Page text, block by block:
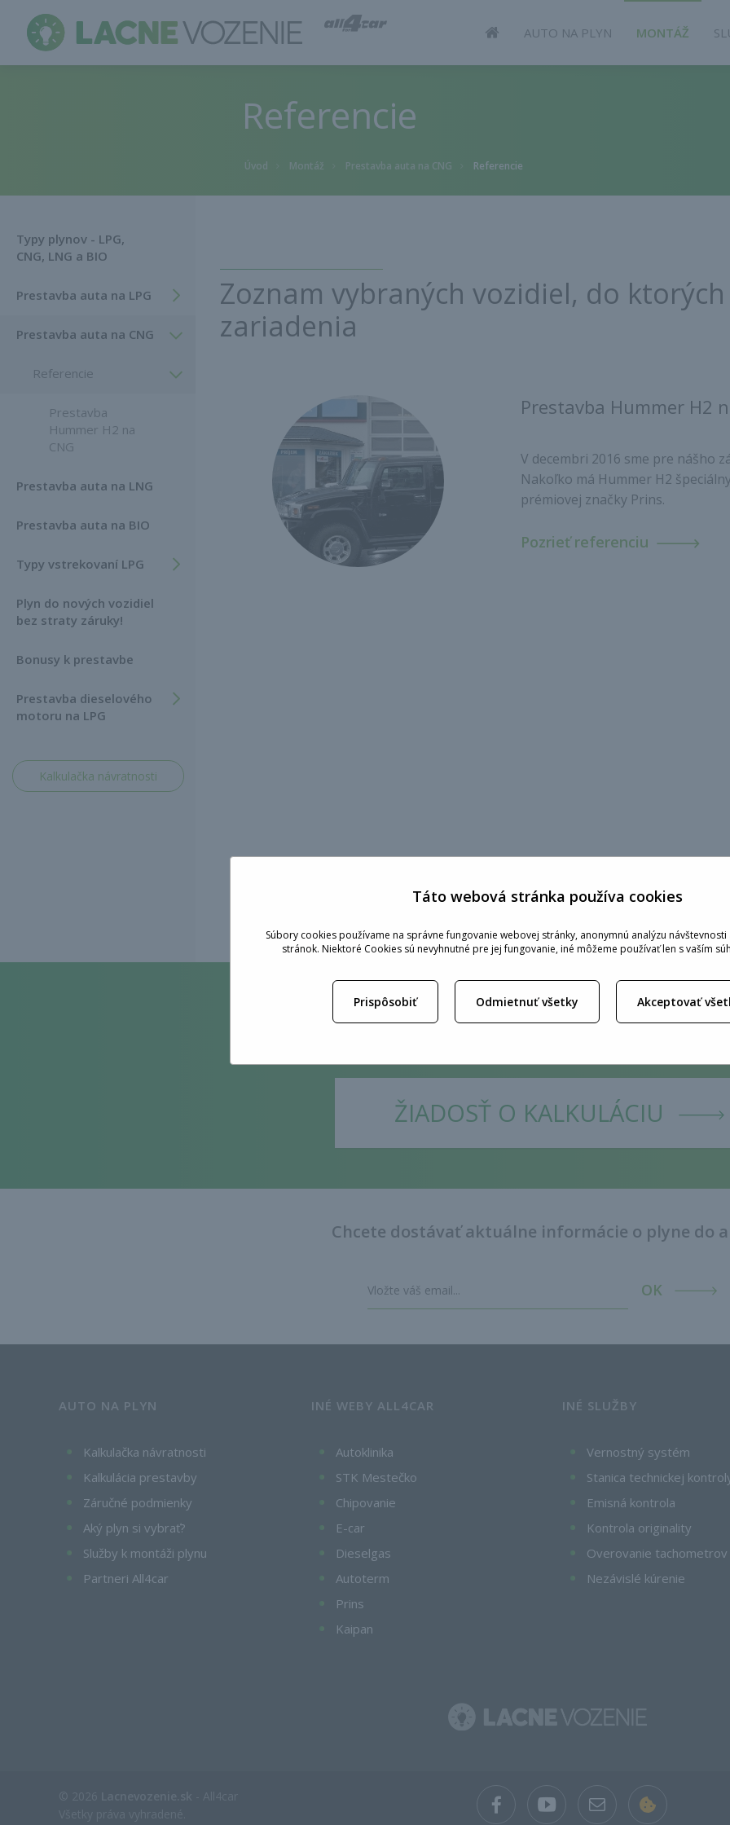
Montáž, servis a prestavba auta na plyn
ÚVOD AUTO NA PLYN MONTÁŽ
Referencie
Úvod Montáž Prestavba auta na CNG Referencie
Typy plynov - LPG,
CNG, LNG a BIO
Prestavba auta na LPG
Prestavba auta na CNG
Referencie
Prestavba
Hummer H2 na
CNG
Prestavba auta na LNG
Prestavba auta na BIO
Typy vstrekovaní LPG
Plyn do nových vozidiel
bez straty záruky!
Bonusy k prestavbe
Prestavba dieselového
motoru na LPG
Kalkulačka návratnosti
Zoznam vybraných vozidiel, do
zariadenia
Prestavba Hummer H2
V decembri 2016 sme pre nášho
Nakoľko má Hummer H2
prémiovej značky Prins.
Pozrieť referenciu
Koľko ma bude stáť prestavba
ŽIADOSŤ O KALKULÁCIU
Chcete dostávať aktuálne informácie o plyne do
OK
AUTO NA PLYN
Kalkulačka návratnosti
Kalkulácia prestavby
Záručné podmienky
Aký plyn si vybrať?
Služby k montáži plynu
Partneri All4car
INÉ WEBY ALL4CAR
Autoklinika
STK Mestečko
Chipovanie
E-car
Dieselgas
Autoterm
Prins
Kaipan
INÉ SLUŽBY
Vernostný systém
Stanica technickej
Emisná kontrola
Kontrola originality
Overovanie tachometrov
Nezávislé kúrenie
Táto webová stránka používa cookies
Súbory cookies používame na správne fungovanie webovej stránky, anonymnú analýzu návštevnosti
stránok. Niektoré Cookies sú nevyhnutné pre jej fungovanie, iné môžeme používať len s vaším
Prispôsobiť Odmietnuť všetky Akceptovať